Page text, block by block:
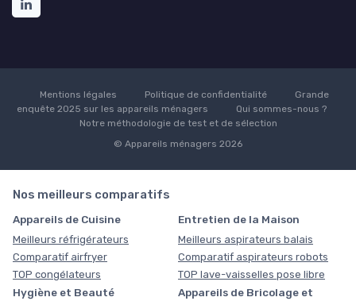
Mentions légales Politique de confidentialité
Grande
enquête 2025 sur les appareils ménagers
Qui sommes-nous ?
Notre méthodologie de test et de sélection
© Appareils ménagers 2026
Nos meilleurs comparatifs
Appareils de Cuisine
Meilleurs réfrigérateurs
Comparatif airfryer
TOP congélateurs
Entretien de la Maison
Meilleurs aspirateurs balais
Comparatif aspirateurs robots
TOP lave-vaisselles pose libre
Hygiène et Beauté
Appareils de Bricolage et